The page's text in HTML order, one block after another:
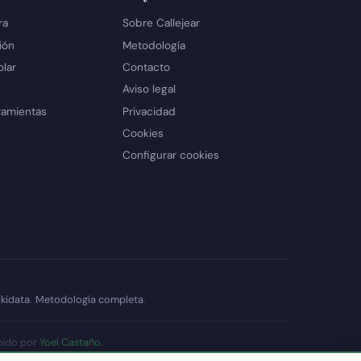
Sobre Callejear
Metodología
Contacto
Aviso legal
Privacidad
Cookies
Configurar cookies
. Metodología completa.
por Yoel Castaño.